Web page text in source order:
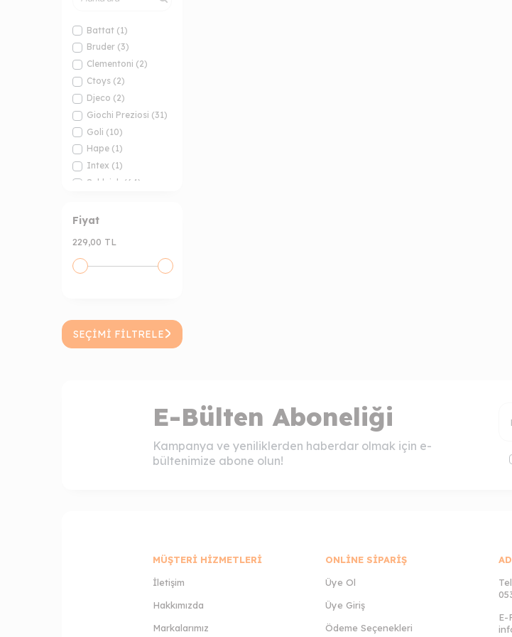
Battat (1)
Bruder (3)
Clementoni (2)
Ctoys (2)
Djeco (2)
Giochi Preziosi (31)
Goli (10)
Hape (1)
Intex (1)
Schleich
(64)
Sunman
Fiyat
229,00 TL
SEÇIMI FILTRELE
E-Bülten Aboneliği
Kampanya ve yeniliklerden haberdar olmak için e-
bültenimize abone olun!
MÜŞTERI HIZMETLERI
İletişim
Hakkımızda
Markalarımız
ONLINE SIPARIŞ
Üye Ol
Üye Giriş
Ödeme Seçenekleri
E-